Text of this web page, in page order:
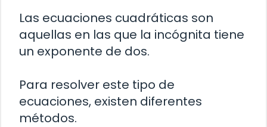
Las ecuaciones cuadráticas son
aquellas en las que la incógnita tiene
un exponente de dos.
Para resolver este tipo de
ecuaciones, existen diferentes
métodos.